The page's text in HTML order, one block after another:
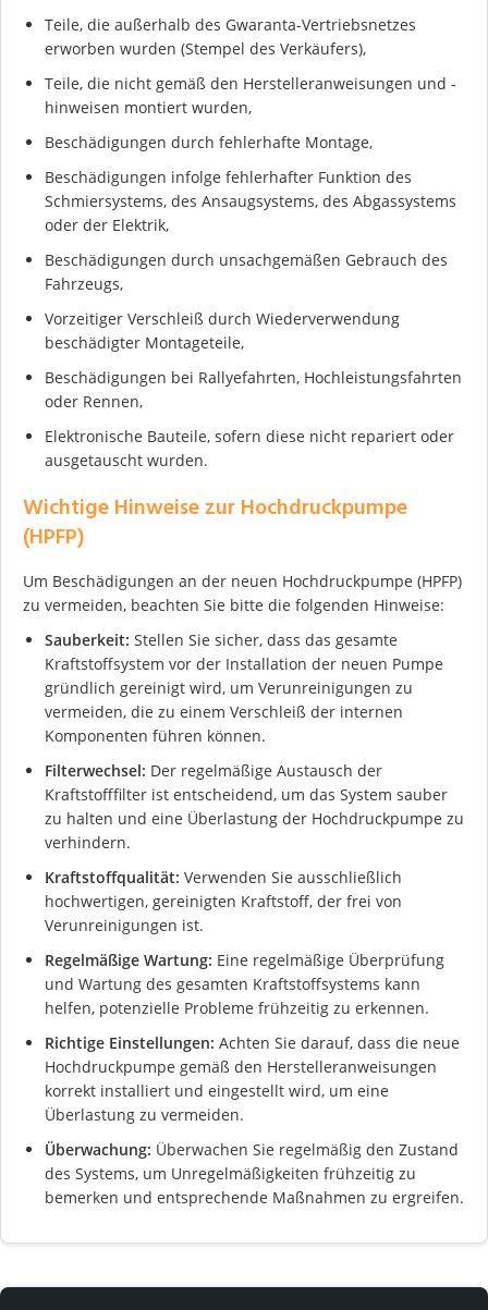
Teile, die außerhalb des Gwaranta-Vertriebsnetzes
erworben wurden (Stempel des Verkäufers),
Teile, die nicht gemäß den Herstelleranweisungen und -
hinweisen montiert wurden,
Beschädigungen durch fehlerhafte Montage,
Beschädigungen infolge fehlerhafter Funktion des
Schmiersystems, des Ansaugsystems, des Abgassystems
oder der Elektrik,
Beschädigungen durch unsachgemäßen Gebrauch des
Fahrzeugs,
Vorzeitiger Verschleiß durch Wiederverwendung
beschädigter Montageteile,
Beschädigungen bei Rallyefahrten, Hochleistungsfahrten
oder Rennen,
Elektronische Bauteile, sofern diese nicht repariert oder
ausgetauscht wurden.
Wichtige Hinweise zur Hochdruckpumpe
(HPFP)
Um Beschädigungen an der neuen Hochdruckpumpe (HPFP)
zu vermeiden, beachten Sie bitte die folgenden Hinweise:
Sauberkeit: Stellen Sie sicher, dass das gesamte
Kraftstoffsystem vor der Installation der neuen Pumpe
gründlich gereinigt wird, um Verunreinigungen zu
vermeiden, die zu einem Verschleiß der internen
Komponenten führen können.
Filterwechsel: Der regelmäßige Austausch der
Kraftstofffilter ist entscheidend, um das System sauber
zu halten und eine Überlastung der Hochdruckpumpe zu
verhindern.
Kraftstoffqualität: Verwenden Sie ausschließlich
hochwertigen, gereinigten Kraftstoff, der frei von
Verunreinigungen ist.
Regelmäßige Wartung: Eine regelmäßige Überprüfung
und Wartung des gesamten Kraftstoffsystems kann
helfen, potenzielle Probleme frühzeitig zu erkennen.
Richtige Einstellungen: Achten Sie darauf, dass die neue
Hochdruckpumpe gemäß den Herstelleranweisungen
korrekt installiert und eingestellt wird, um eine
Überlastung zu vermeiden.
Überwachung: Überwachen Sie regelmäßig den Zustand
des Systems, um Unregelmäßigkeiten frühzeitig zu
bemerken und entsprechende Maßnahmen zu ergreifen.
Ich stimme der DSGVO zu